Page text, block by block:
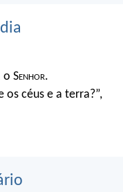
o Senhor.
os céus e a terra?”,